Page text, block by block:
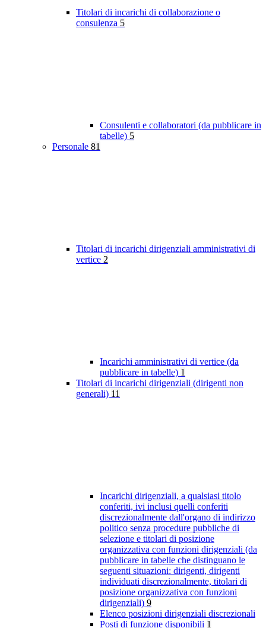
Titolari di incarichi di collaborazione o
consulenza 5
Consulenti e collaboratori (da pubblicare in
tabelle) 5
Personale 81
Titolari di incarichi dirigenziali amministrativi di
vertice 2
Incarichi amministrativi di vertice (da
pubblicare in tabelle) 1
Titolari di incarichi dirigenziali (dirigenti non
generali) 11
Incarichi dirigenziali, a qualsiasi titolo
conferiti, ivi inclusi quelli conferiti
discrezionalmente dall'organo di indirizzo
politico senza procedure pubbliche di
selezione e titolari di posizione
organizzativa con funzioni dirigenziali (da
pubblicare in tabelle che distinguano le
seguenti situazioni: dirigenti, dirigenti
individuati discrezionalmente, titolari di
posizione organizzativa con funzioni
dirigenziali) 9
Elenco posizioni dirigenziali discrezionali
Posti di funzione disponibili 1